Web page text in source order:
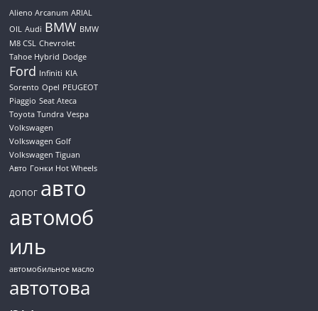
Alieno Arcanum ARIAL
OIL Audi BMW BMW
M8 CSL Chevrolet
Tahoe Hybrid Dodge
Ford Infiniti KIA
Sorento Opel PEUGEOT
Piaggio Seat Ateca
Toyota Tundra Vespa
Volkswagen
Volkswagen Golf
Volkswagen Tiguan
Авто Гонки Hot Wheels
ДОПОГ авто
автомоб
иль
автомобильное масло
автотова